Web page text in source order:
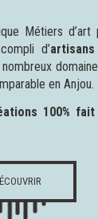
Métiers
d’
en Anjou.
100%